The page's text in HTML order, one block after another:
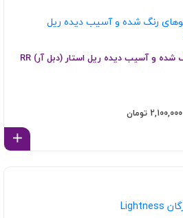
ماسک مو مناسب موهای رنگ شده و آسیب دیده ریل استار (دبل آر) RR
2,100,000 تومان